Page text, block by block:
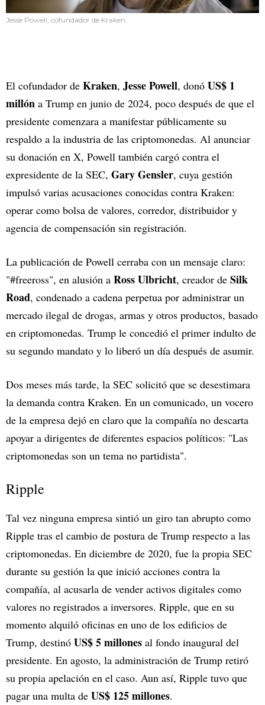
Jesse Powell, cofundador de Kraken.
El cofundador de Kraken, Jesse Powell, donó US$ 1
millón a Trump en junio de 2024, poco después de que el
presidente comenzara a manifestar públicamente su
respaldo a la industria de las criptomonedas. Al anunciar
su donación en X, Powell también cargó contra el
expresidente de la SEC, Gary Gensler, cuya gestión
impulsó varias acusaciones conocidas contra Kraken:
operar como bolsa de valores, corredor, distribuidor y
agencia de compensación sin registración.
La publicación de Powell cerraba con un mensaje claro:
"#freeross", en alusión a Ross Ulbricht, creador de Silk
Road, condenado a cadena perpetua por administrar un
mercado ilegal de drogas, armas y otros productos, basado
en criptomonedas. Trump le concedió el primer indulto de
su segundo mandato y lo liberó un día después de asumir.
Dos meses más tarde, la SEC solicitó que se desestimara
la demanda contra Kraken. En un comunicado, un vocero
de la empresa dejó en claro que la compañía no descarta
apoyar a dirigentes de diferentes espacios políticos: "Las
criptomonedas son un tema no partidista".
Ripple
Tal vez ninguna empresa sintió un giro tan abrupto como
Ripple tras el cambio de postura de Trump respecto a las
criptomonedas. En diciembre de 2020, fue la propia SEC
durante su gestión la que inició acciones contra la
compañía, al acusarla de vender activos digitales como
valores no registrados a inversores. Ripple, que en su
momento alquiló oficinas en uno de los edificios de
Trump, destinó US$ 5 millones al fondo inaugural del
presidente. En agosto, la administración de Trump retiró
su propia apelación en el caso. Aun así, Ripple tuvo que
pagar una multa de US$ 125 millones.